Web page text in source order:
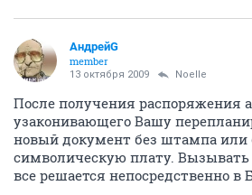
АндрейG
member
13 октября 2009 Noelle
После получения распоряжения
узаконивающего Вашу
новый документ без штампа или
символическую плату. Вызывать
все решается непосредственно в